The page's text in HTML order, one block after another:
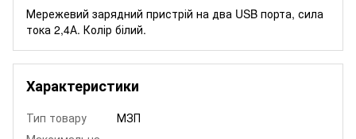
Мережевий зарядний пристрій на два USB порта, сила
тока 2,4А. Колір білий.
Характеристики
Тип товару
МЗП